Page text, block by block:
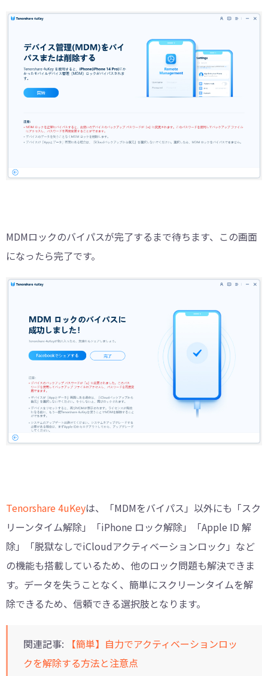
MDMロックのバイパスが完了するまで待ちます、この画面
になったら完了です。
Tenorshare 4uKeyは、「MDMをバイパス」以外にも「スク
リーンタイム解除」「iPhone ロック解除」「Apple ID 解
除」「脱獄なしでiCloudアクティベーションロック」など
の機能も搭載しているため、他のロック問題も解決できま
す。データを失うことなく、簡単にスクリーンタイムを解
除できるため、信頼できる選択肢となります。
関連記事:
【簡単】自力でアクティベーションロッ
クを解除する方法と注意点